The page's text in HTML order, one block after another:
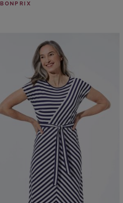
BONPRIX